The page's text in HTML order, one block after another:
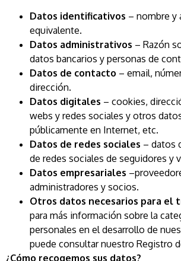
Datos identificativos – nombre y
equivalente.
Datos administrativos – Razón
datos bancarios y personas de
Datos de contacto – email,
dirección.
Datos digitales – cookies,
webs y redes sociales y otros
públicamente en Internet, etc.
Datos de redes sociales – datos
de redes sociales de seguidores y
Datos empresariales
administradores y socios.
Otros datos necesarios para el
para más información sobre la
personales en el desarrollo de
puede consultar nuestro Registro
¿Cómo recogemos sus datos?